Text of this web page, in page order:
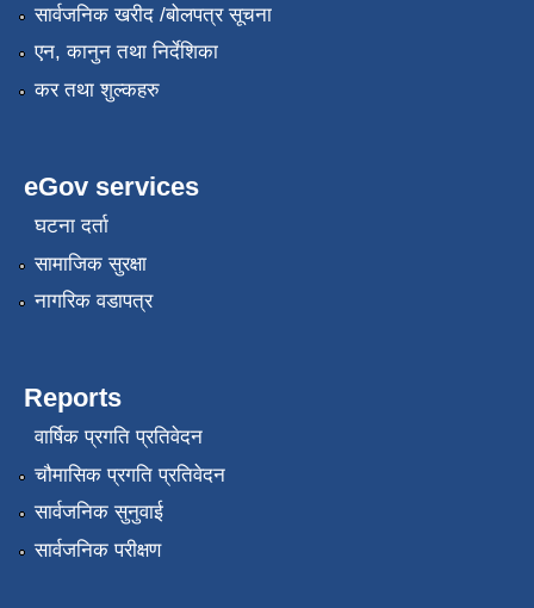
सार्वजनिक खरीद /बोलपत्र सूचना
एन, कानुन तथा निर्देशिका
कर तथा शुल्कहरु
eGov services
घटना दर्ता
सामाजिक सुरक्षा
नागरिक वडापत्र
Reports
वार्षिक प्रगति प्रतिवेदन
चौमासिक प्रगति प्रतिवेदन
सार्वजनिक सुनुवाई
सार्वजनिक परीक्षण